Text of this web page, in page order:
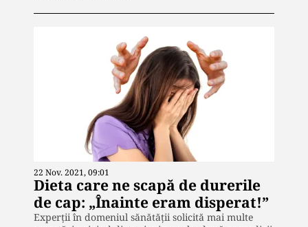
22 Nov. 2021, 09:01
Dieta care ne scapă de durerile
de cap: „Înainte eram disperat!”
Experţii în domeniul sănătăţii solicită mai multe